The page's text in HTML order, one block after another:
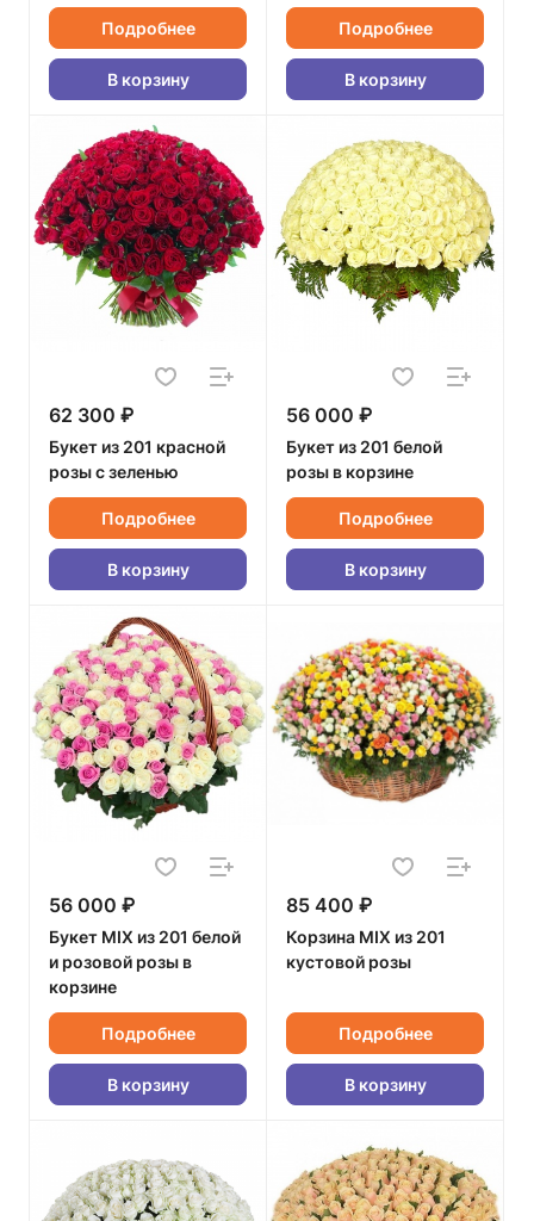
Подробнее
В корзину
Подробнее
В корзину
62 300 ₽
Букет из 201 красной
розы с зеленью
Подробнее
В корзину
56 000 ₽
Букет из 201 белой
розы в корзине
Подробнее
В корзину
56 000 ₽
Букет MIX из 201 белой
и розовой розы в
корзине
Подробнее
В корзину
85 400 ₽
Корзина MIX из 201
кустовой розы
Подробнее
В корзину